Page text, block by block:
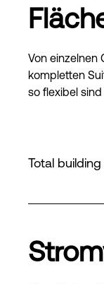
Von einzelnen
kompletten
so flexibel
Total